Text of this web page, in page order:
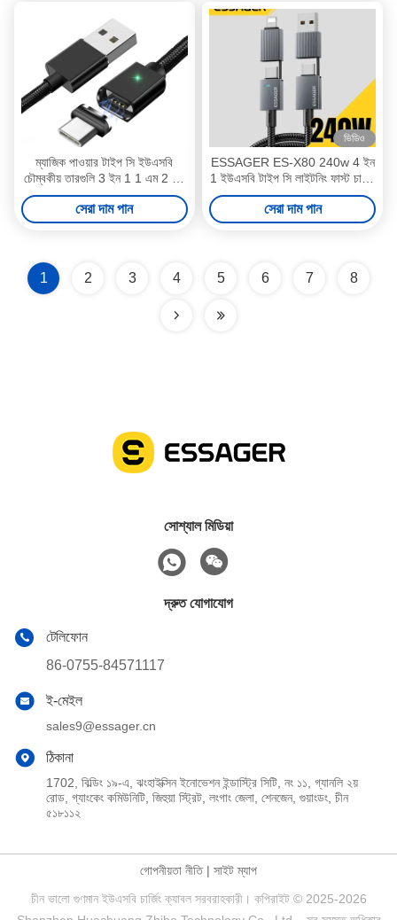
ম্যাজিক পাওয়ার টাইপ সি ইউএসবি
চৌম্বকীয় তারগুলি 3 ইন 1 1 এম 2 এম
3 এ দ্রুত চার্জিং টাইপ সি ডিভাইসের
জন্য
সেরা দাম পান
ভিডিও
ESSAGER ES-X80 240w 4 ইন
1 ইউএসবি টাইপ সি লাইটনিং ফাস্ট চার্জিং
ডেটা ক্যাবল ব্রেডেড 1m 2m
সেরা দাম পান
1 2 3 4 5 6 7 8
সোশ্যাল মিডিয়া
দ্রুত যোগাযোগ
টেলিফোন
86-0755-84571117
ই-মেইল
sales9@essager.cn
ঠিকানা
1702, বিল্ডিং ১৯-এ, ঝংহাইক্সিন ইনোভেশন ইন্ডাস্ট্রি সিটি, নং ১১, গ্যানলি ২য়
রোড, গ্যাংকেং কমিউনিটি, জিহুয়া স্ট্রিট, লংগাং জেলা, শেনজেন, গুয়াংডং, চীন
৫১৮১১২
গোপনীয়তা নীতি| সাইট ম্যাপ
চীন ভালো গুণমান ইউএসবি চার্জিং ক্যাবল সরবরাহকারী। কপিরাইট © 2025-2026